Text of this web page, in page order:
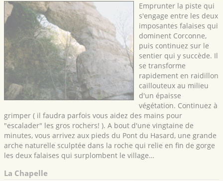
Emprunter la piste qui
s'engage entre les deux
imposantes falaises qui
dominent Corconne,
puis continuez sur le
sentier qui y succède. Il
se transforme
rapidement en raidillon
caillouteux au milieu
d'un épaisse
végétation. Continuez à
grimper ( il faudra parfois vous aidez des mains pour
"escalader" les gros rochers! ). A bout d'une vingtaine de
minutes, vous arrivez aux pieds du Pont du Hasard, une grande
arche naturelle sculptée dans la roche qui relie en fin de gorge
les deux falaises qui surplombent le village…
La Chapelle